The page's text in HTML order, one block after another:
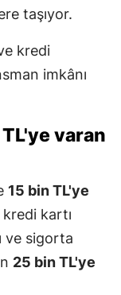
taşıyor.
kredi
imkânı
varan
15 bin TL'ye
kartı
ve sigorta
25 bin TL'ye